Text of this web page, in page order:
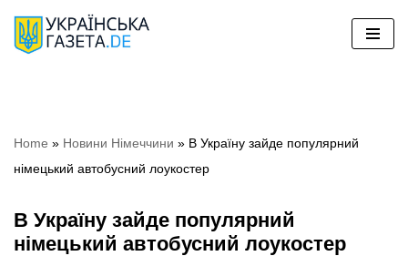
Перейти
Home » Новини Німеччини » В Україну зайде популярний
німецький автобусний лоукостер
В Україну зайде популярний
німецький автобусний лоукостер